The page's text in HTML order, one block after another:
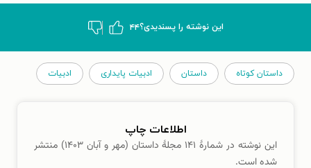
این نوشته‌ را پسندیدی؟۴۴
داستان کوتاه داستان ادبیات پایداری ادبیات
اطلاعات چاپ
این نوشته در شمارهٔ ۱۴۱ مجلهٔ داستان (مهر و آبان ۱۴۰۳) منتشر
شده است.